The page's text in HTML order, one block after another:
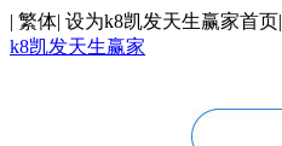
| 繁体| 设为k8凯发天生赢家首页|
k8凯发天生赢家